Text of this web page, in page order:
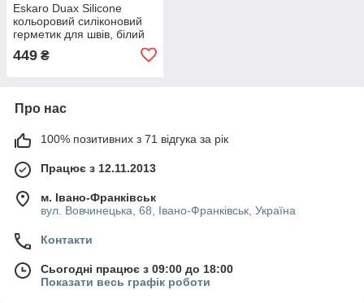
Eskaro Duax Silicone
кольоровий силіконовий
герметик для швів, білий
449 ₴
Про нас
100% позитивних з 71 відгука за рік
Працює з 12.11.2013
м. Івано-Франківськ
вул. Вовчинецька, 68, Івано-Франківськ, Україна
Контакти
Сьогодні працює з 09:00 до 18:00
Показати весь графік роботи